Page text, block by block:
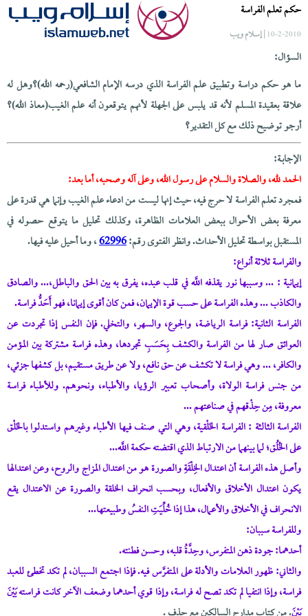
حكم تعلم الفراسة
10-2-2010 | إسلام ويب
السؤال:
ما هو حكم دراسة وتطبيق علم الفراسة الذي درسه الإمام الشافعي(رحمه الله)؟وهل له
علاقة بعقيدة المسلم لأنه قد يلبس على الجهلة لأنهم يتوقعون أنه علم الغيب(معاذ الله)؟
أرجو توضيح ذلك مع كل التقدير؟
الإجابــة:
الحمد لله، والصلاة والسلام على رسول الله، وعلى آله وصحبه، أما بعد:
فمجرد تعلم الفراسة لا حرج فيه، حيث إنها ليست من ادعاء علم الغيب وإنما هي قدرة على
معرفة بعض الأحوال ببعض العلامات الظاهرة، وكذلك تحليل ما يتوقع حصوله في
المستقبل بواسطة تحليل الأحداث. وانظر الفتوى رقم:62996، وما أحيل عليه فيها.
والفراسة ثلاثة أنواع:
إيمانية : ... وسببها نور يقذفه اللَّه في قلب عبده، يفرق به بين الحق والباطل،... والصادق
والكاذب ... وهذه الفراسة على حسب قوة الإيمان، فمن كان أقوى إيمانا، فهو أَحَدُّ فراسة.
الفراسة الثانية: فراسة الرياضة، والجوع، والسهر، والتخلي. فإن النفس إذا تجردت عن
العوائق صار لها من الفراسة والكشف بِحَسَبِ تجردها، وهذه فراسة مشتركة بين المؤمن
والكافر، ... وهي فراسة لا تكشف عن حق نافع، ولا عن طريق مستقيم، بل كشفها جزئي،
من جنس فراسة الولاة، وأصحاب تعبير الرؤيا، والأطباء، ونحوهم. وللأطباء فراسة
معروفة، مِن حِذْقهم في صناعتهم ...
الفراسة الثالثة : الفراسة الخَلْقية، وهي التي صنف فيها الأطباء وغيرهم واستدلوا بالخَلْق
على الخُلُق؛ لما بينهما من الارتباط الذي اقتضته حكمة اللَّه...
وأصل هذه الفراسة أن اعتدال الخِلْقَةِ والصورة هو من اعتدال المزاج والروح، وعن اعتدالها
يكون اعتدال الأخلاق والأفعال، وبحسب انحراف الخلقة والصورة عن الاعتدال يقع
الانحراف في الأخلاق والأعمال، هذا إذا خُلِّيَتِ النفسُ وطبيعتها...
وللفراسة سببان:
أحدهما: جودة ذهن المتفرس، وحِدَّةُ قلبه، وحسن فطنته.
والثاني: ظهور العلامات والأدلة على المتفرَّس فيه. فإذا اجتمع السببان، لم تكد تخطئ للعبد
فراسة، وإذا انتفيا لم تكد تصح له فراسة، وإذا قوي أحدهما وضعف الآخر كانت فراسته بَيْنَ